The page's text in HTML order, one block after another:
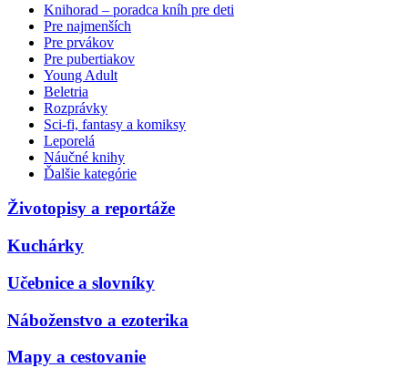
Knihorad – poradca kníh pre deti
Pre najmenších
Pre prvákov
Pre pubertiakov
Young Adult
Beletria
Rozprávky
Sci-fi, fantasy a komiksy
Leporelá
Náučné knihy
Ďalšie kategórie
Životopisy a reportáže
Kuchárky
Učebnice a slovníky
Náboženstvo a ezoterika
Mapy a cestovanie